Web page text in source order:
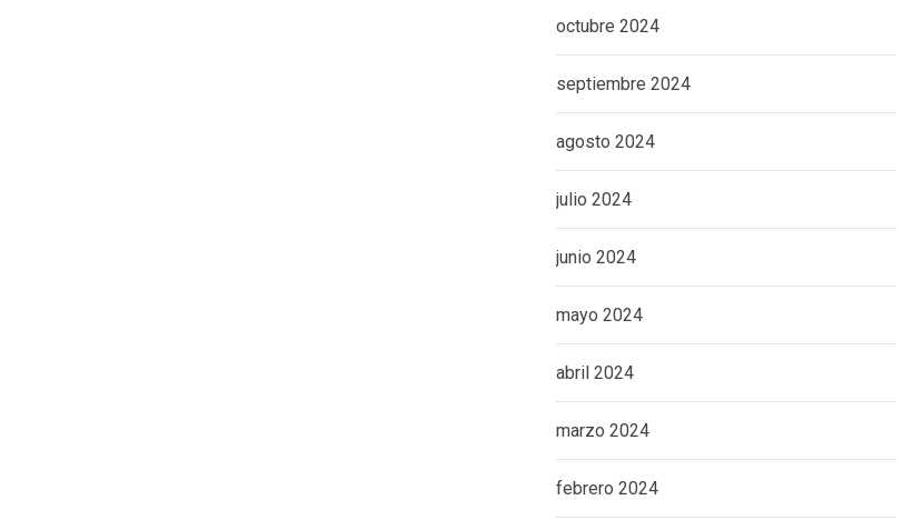
octubre 2024
septiembre 2024
agosto 2024
julio 2024
junio 2024
mayo 2024
abril 2024
marzo 2024
febrero 2024